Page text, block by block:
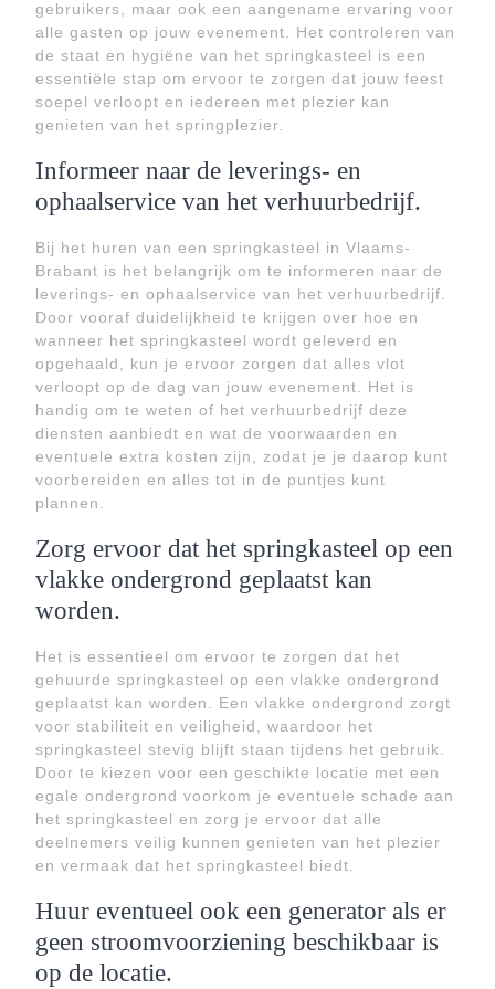
gebruikers, maar ook een aangename ervaring voor
alle gasten op jouw evenement. Het controleren van
de staat en hygiëne van het springkasteel is een
essentiële stap om ervoor te zorgen dat jouw feest
soepel verloopt en iedereen met plezier kan
genieten van het springplezier.
Informeer naar de leverings- en
ophaalservice van het verhuurbedrijf.
Bij het huren van een springkasteel in Vlaams-
Brabant is het belangrijk om te informeren naar de
leverings- en ophaalservice van het verhuurbedrijf.
Door vooraf duidelijkheid te krijgen over hoe en
wanneer het springkasteel wordt geleverd en
opgehaald, kun je ervoor zorgen dat alles vlot
verloopt op de dag van jouw evenement. Het is
handig om te weten of het verhuurbedrijf deze
diensten aanbiedt en wat de voorwaarden en
eventuele extra kosten zijn, zodat je je daarop kunt
voorbereiden en alles tot in de puntjes kunt
plannen.
Zorg ervoor dat het springkasteel op een
vlakke ondergrond geplaatst kan
worden.
Het is essentieel om ervoor te zorgen dat het
gehuurde springkasteel op een vlakke ondergrond
geplaatst kan worden. Een vlakke ondergrond zorgt
voor stabiliteit en veiligheid, waardoor het
springkasteel stevig blijft staan tijdens het gebruik.
Door te kiezen voor een geschikte locatie met een
egale ondergrond voorkom je eventuele schade aan
het springkasteel en zorg je ervoor dat alle
deelnemers veilig kunnen genieten van het plezier
en vermaak dat het springkasteel biedt.
Huur eventueel ook een generator als er
geen stroomvoorziening beschikbaar is
op de locatie.